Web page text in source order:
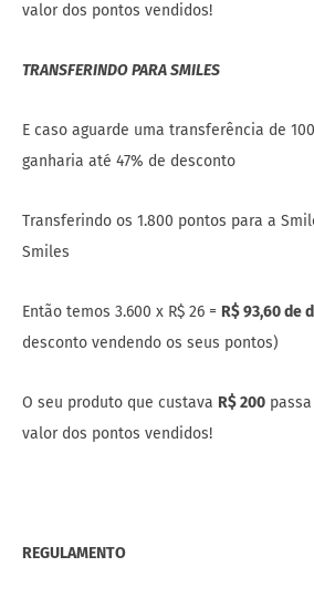
valor dos pontos vendidos!
TRANSFERINDO PARA SMILES
E caso aguarde uma transferência de
ganharia até 47% de desconto
Transferindo os 1.800 pontos para a
Smiles
Então temos 3.600 x R$ 26 = R$ 93,60 de
desconto vendendo os seus pontos)
O seu produto que custava R$ 200
valor dos pontos vendidos!
REGULAMENTO